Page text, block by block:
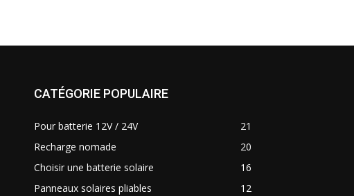
CATÉGORIE POPULAIRE
Pour batterie 12V / 24V
21
Recharge nomade
20
Choisir une batterie solaire
16
Panneaux solaires pliables
12